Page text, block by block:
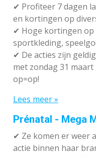
✔ Profiteer 7 dagen
en kortingen op
✔ Hoge kortingen op
sportkleding,
✔ De acties zijn
met zondag 31
op=op!
Lees meer »
Prénatal - Mega
✔ Ze komen er weer
actie binnen haar